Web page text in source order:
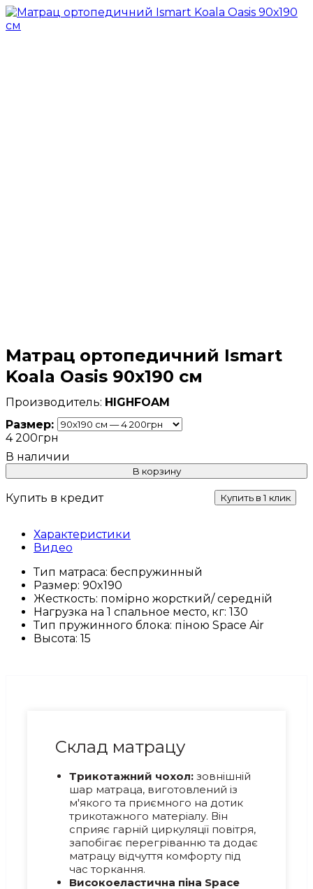
Матрац ортопедичний Ismart
Koala Oasis 90х190 см
HIGHFOAM
Размер:
4 200грн
В корзину
Купить в кредит Купить в 1 клик
Характеристики
Видео
Тип матраса: беспружинный
Размер: 90x190
Жесткость: помірно жорсткий/ середній
Нагрузка на 1 спальное место, кг: 130
Тип пружинного блока: піною Space Air
Высота: 15
Склад матрацу
Трикотажний чохол: зовнішній
шар матраца, виготовлений із
м'якого та приємного на дотик
трикотажного матеріалу. Він
сприяє гарній циркуляції повітря,
запобігає перегріванню та додає
матрацу відчуття комфорту під
час торкання.
Високоеластична піна Space